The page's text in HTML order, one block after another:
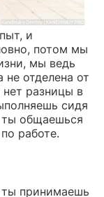
и
потом мы
мы ведь
отделена от
разницы в
сидя
ты общаешься
работе.
ты принимаешь